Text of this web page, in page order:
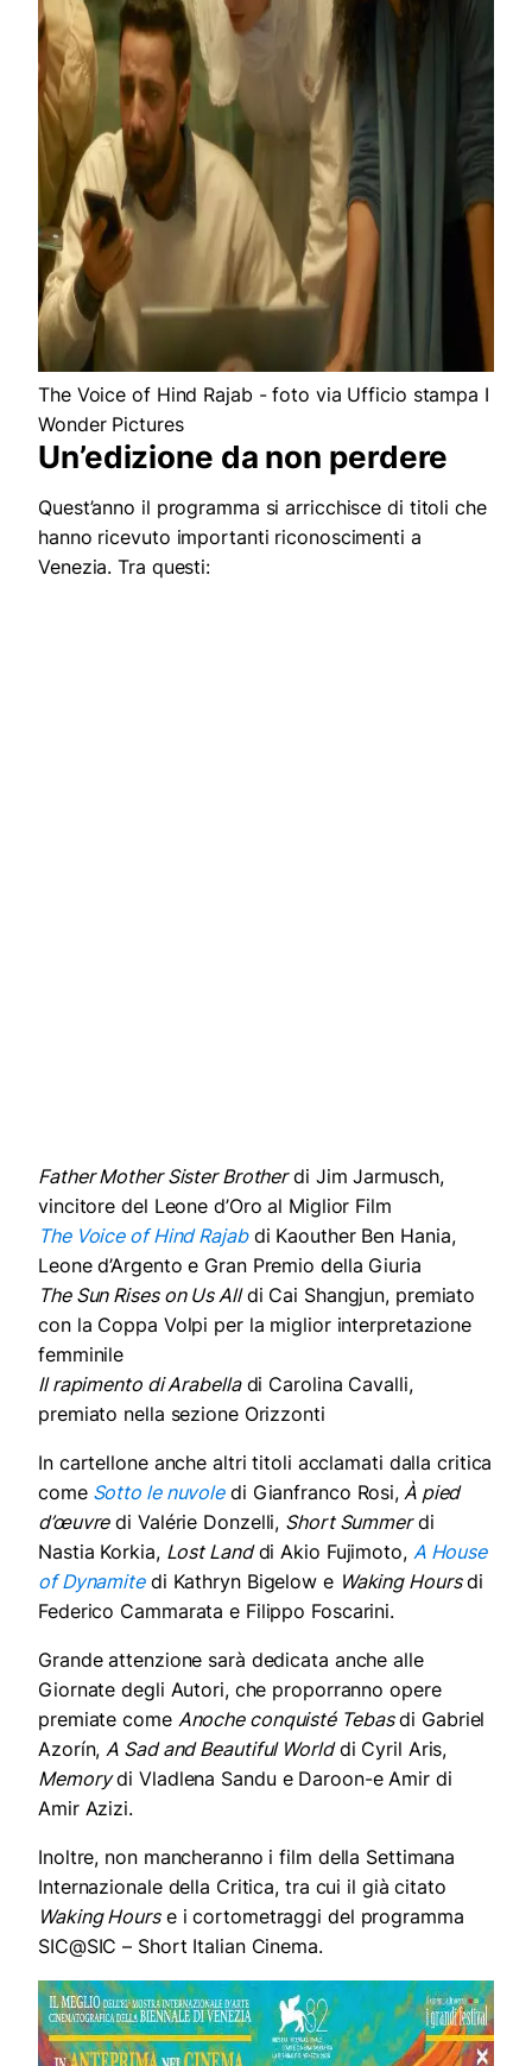
The Voice of Hind Rajab - foto via Ufficio stampa I
Wonder Pictures
Un’edizione da non perdere
Quest’anno il programma si arricchisce di titoli che
hanno ricevuto importanti riconoscimenti a
Venezia. Tra questi:
Father Mother Sister Brotherdi Jim Jarmusch,
vincitore del Leone d’Oro al Miglior Film
The Voice of Hind Rajabdi Kaouther Ben Hania,
Leone d’Argento e Gran Premio della Giuria
The Sun Rises on Us Alldi Cai Shangjun, premiato
con la Coppa Volpi per la miglior interpretazione
femminile
Il rapimento di Arabelladi Carolina Cavalli,
premiato nella sezione Orizzonti
In cartellone anche altri titoli acclamati dalla critica
comeSotto le nuvoledi Gianfranco Rosi, À pied
d’œuvredi Valérie Donzelli, Short Summerdi
Nastia Korkia, Lost Landdi Akio Fujimoto, A House
of Dynamitedi Kathryn Bigelow e Waking Hoursdi
Federico Cammarata e Filippo Foscarini.
Grande attenzione sarà dedicata anche alle
Giornate degli Autori, che proporranno opere
premiate come Anoche conquisté Tebasdi Gabriel
Azorín,A Sad and Beautiful Worlddi Cyril Aris,
Memorydi Vladlena Sandu e Daroon-e Amir di
Amir Azizi.
Inoltre, non mancheranno i film della Settimana
Internazionale della Critica, tra cui il già citato
Waking Hourse i cortometraggi del programma
SIC@SIC – Short Italian Cinema.